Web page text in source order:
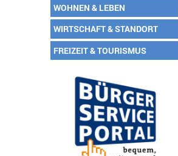
WOHNEN & LEBEN
WIRTSCHAFT & STANDORT
FREIZEIT & TOURISMUS